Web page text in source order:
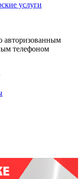
услуги
авторизованным
телефоном